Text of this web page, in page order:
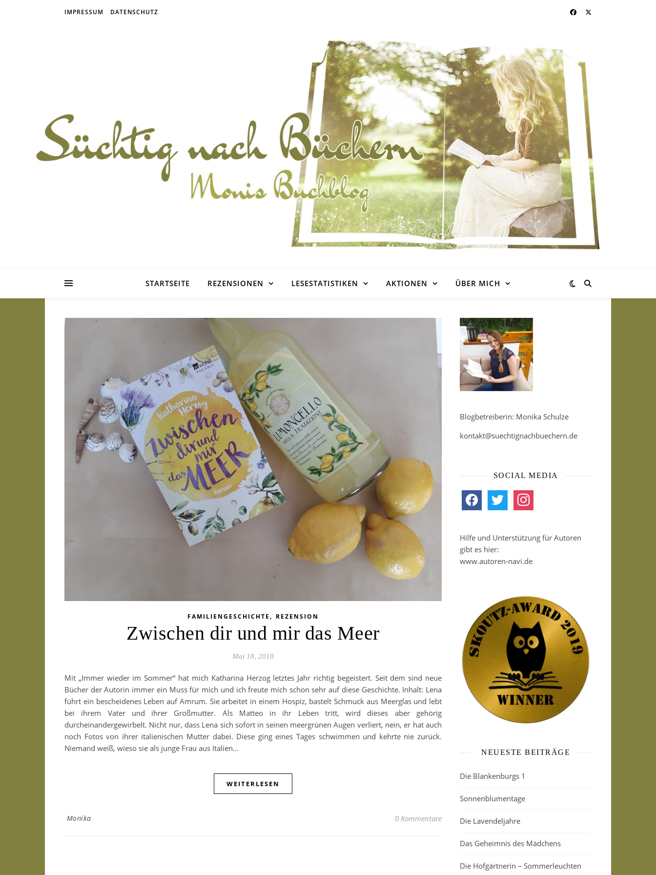
IMPRESSUM DATENSCHUTZ
STARTSEITE REZENSIONEN LESESTATISTIKEN AKTIONEN ÜBER MICH
FAMILIENGESCHICHTE , REZENSION
Zwischen dir und mir das Meer
Mai 18, 2018
Mit „Immer wieder im Sommer“ hat mich Katharina Herzog letztes Jahr richtig begeistert. Seit dem sind neue
Bücher der Autorin immer ein Muss für mich und ich freute mich schon sehr auf diese Geschichte. Inhalt: Lena
führt ein bescheidenes Leben auf Amrum. Sie arbeitet in einem Hospiz, bastelt Schmuck aus Meerglas und lebt
bei ihrem Vater und ihrer Großmutter. Als Matteo in ihr Leben tritt, wird dieses aber gehörig
durcheinandergewirbelt. Nicht nur, dass Lena sich sofort in seinen meergrünen Augen verliert, nein, er hat auch
noch Fotos von ihrer italienischen Mutter dabei. Diese ging eines Tages schwimmen und kehrte nie zurück.
Niemand weiß, wieso sie als junge Frau aus Italien…
WEITERLESEN
Monika 0 Kommentare
Blogbetreiberin: Monika Schulze
kontakt@suechtignachbuechern.de
SOCIAL MEDIA
facebook twitter instagram
Hilfe und Unterstützung für Autoren
gibt es hier:
www.autoren-navi.de
NEUESTE BEITRÄGE
Die Blankenburgs 1
Sonnenblumentage
Die Lavendeljahre
Das Geheimnis des Mädchens
Die Hofgärtnerin – Sommerleuchten